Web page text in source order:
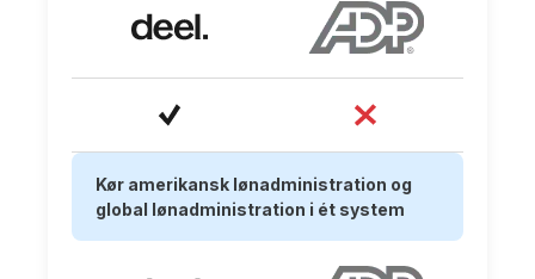
Kør amerikansk lønadministration og
global lønadministration i ét system